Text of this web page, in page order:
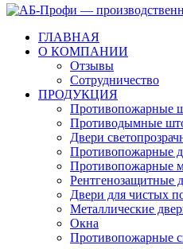
ГЛАВНАЯ
О КОМПАНИИ
Отзывы
Сотрудничество
ПРОДУКЦИЯ
Противопожарные
Противодымные
Двери
Противопожарные
Противопожарные
Рентгенозащитные
Двери для чистых
Металлические
Окна
Противопожарные